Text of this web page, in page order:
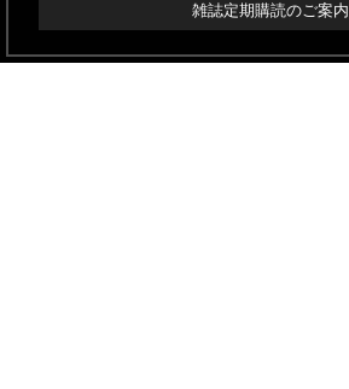
雑誌定期購読のご案内